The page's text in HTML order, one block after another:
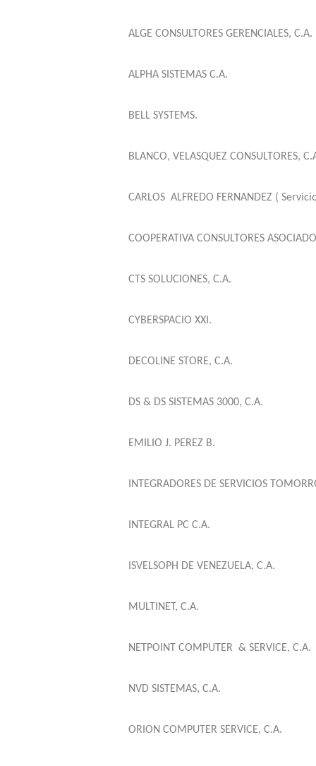
ALGE CONSULTORES GERENCIALES, C.A.
ALPHA SISTEMAS C.A.
BELL SYSTEMS.
BLANCO, VELASQUEZ CONSULTORES,
CARLOS ALFREDO FERNANDEZ (
COOPERATIVA CONSULTORES
CTS SOLUCIONES, C.A.
CYBERSPACIO XXI.
DECOLINE STORE, C.A.
DS & DS SISTEMAS 3000, C.A.
EMILIO J. PEREZ B.
INTEGRADORES DE SERVICIOS
INTEGRAL PC C.A.
ISVELSOPH DE VENEZUELA, C.A.
MULTINET, C.A.
NETPOINT COMPUTER & SERVICE, C.A.
NVD SISTEMAS, C.A.
ORION COMPUTER SERVICE, C.A.